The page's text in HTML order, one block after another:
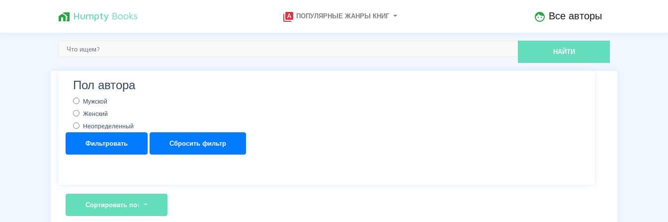
home_work Humpty Books type_specimen ПОПУЛЯРНЫЕ ЖАНРЫ КНИГ face Все авторы
НАЙТИ
Пол автора
Мужской
Женский
Неопределенный
Фильтровать Сбросить фильтр
Сортировать по: